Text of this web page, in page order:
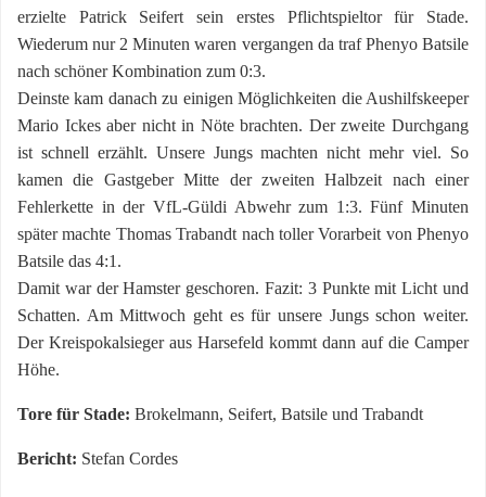
erzielte Patrick Seifert sein erstes Pflichtspieltor für Stade.
Wiederum nur 2 Minuten waren vergangen da traf Phenyo Batsile
nach schöner Kombination zum 0:3.
Deinste kam danach zu einigen Möglichkeiten die Aushilfskeeper
Mario Ickes aber nicht in Nöte brachten. Der zweite Durchgang
ist schnell erzählt. Unsere Jungs machten nicht mehr viel. So
kamen die Gastgeber Mitte der zweiten Halbzeit nach einer
Fehlerkette in der VfL-Güldi Abwehr zum 1:3. Fünf Minuten
später machte Thomas Trabandt nach toller Vorarbeit von Phenyo
Batsile das 4:1.
Damit war der Hamster geschoren. Fazit: 3 Punkte mit Licht und
Schatten. Am Mittwoch geht es für unsere Jungs schon weiter.
Der Kreispokalsieger aus Harsefeld kommt dann auf die Camper
Höhe.
Tore für Stade: Brokelmann, Seifert, Batsile und Trabandt
Bericht: Stefan Cordes